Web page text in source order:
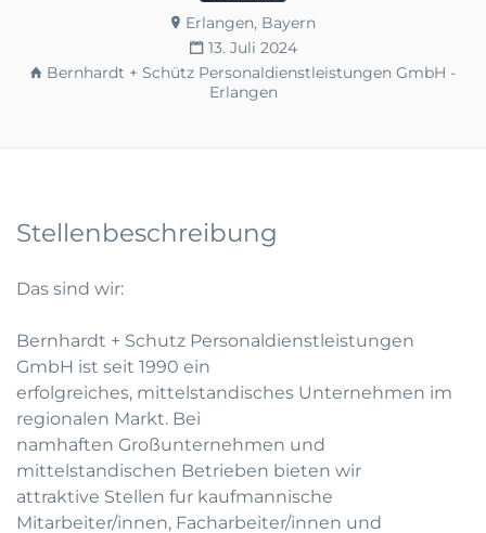
Erlangen, Bayern
13. Juli 2024
Bernhardt + Schütz Personaldienstleistungen GmbH -
Erlangen
Stellenbeschreibung
Das sind wir:
Bernhardt + Schutz Personaldienstleistungen
GmbH ist seit 1990 ein
erfolgreiches, mittelstandisches Unternehmen im
regionalen Markt. Bei
namhaften Großunternehmen und
mittelstandischen Betrieben bieten wir
attraktive Stellen fur kaufmannische
Mitarbeiter/innen, Facharbeiter/innen und